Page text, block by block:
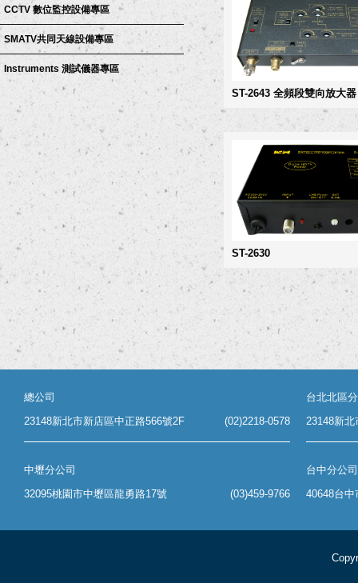
CCTV 數位監控設備專區
SMATV共同天線設備專區
Instruments 測試儀器專區
ST-2643 全頻段雙向放大器
ST-2630
總公司
(02)2218-0578
23148新北市新店區中正路566號2F
台北北區
23148新
中壢分公司
(03)459-9766
32095桃園市中壢區龍勇路17號
台中分公司
40648台